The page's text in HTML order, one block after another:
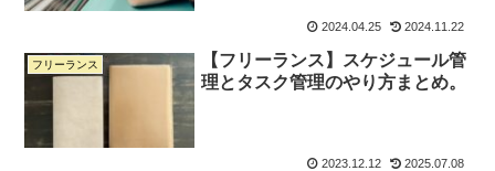
2024.04.25 2024.11.22
フリーランス
【フリーランス】スケジュール管
理とタスク管理のやり方まとめ。
2023.12.12 2025.07.08